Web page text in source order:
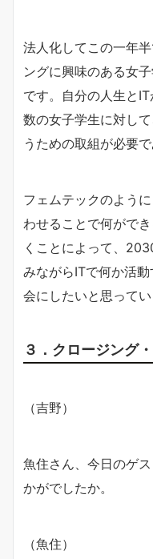
法人化してこの一年
ングに興味のある女
です。自分の人生と
数の女子学生に対し
うための取組が必要
フェムテックのよう
わせることで何がで
くことによって、
みながらITで何か活
会にしたいと思ってい
３．クロージング
（吉野）
魚住さん、今日のゲ
かがでしたか。
（魚住）